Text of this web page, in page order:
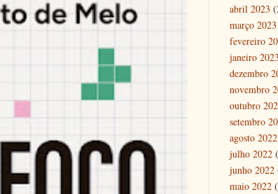
abril 2023
março 2023
fevereiro
janeiro 2023
dezembro
novembro
outubro
setembro
agosto 2022
julho 2022
junho 2022
maio 2022